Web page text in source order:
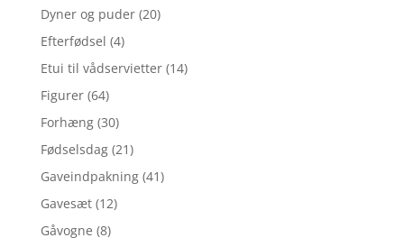
Dyner og puder (20)
Efterfødsel (4)
Etui til vådservietter (14)
Figurer (64)
Forhæng (30)
Fødselsdag (21)
Gaveindpakning (41)
Gavesæt (12)
Gåvogne (8)